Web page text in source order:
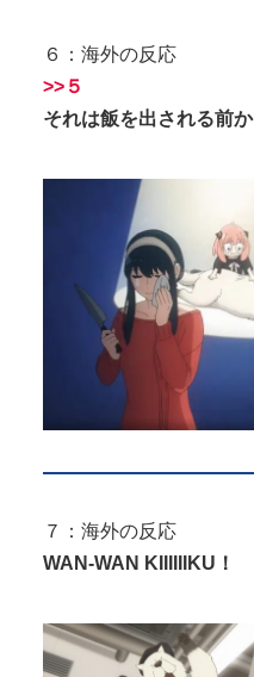
６：海外の反応
>>５
それは飯を出される前
７：海外の反応
WAN-WAN KIIIIIIKU！